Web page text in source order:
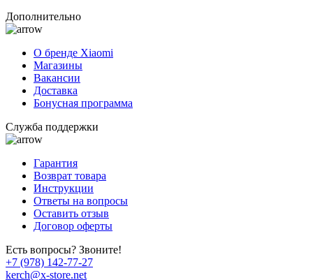
Дополнительно
О бренде Xiaomi
Магазины
Вакансии
Доставка
Бонусная программа
Служба поддержки
Гарантия
Возврат товара
Инструкции
Ответы на вопросы
Оставить отзыв
Договор оферты
Есть вопросы? Звоните!
+7 (978) 142-77-27
kerch@x-store.net